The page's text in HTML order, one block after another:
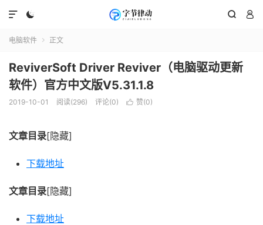
  

电脑软件  正文
ReviverSoft Driver Reviver（电脑驱动更新
软件）官方中文版V5.31.1.8
2019-10-01 阅读(296) 评论(0)  赞(0)
文章目录[隐藏]
下载地址
文章目录[隐藏]
下载地址